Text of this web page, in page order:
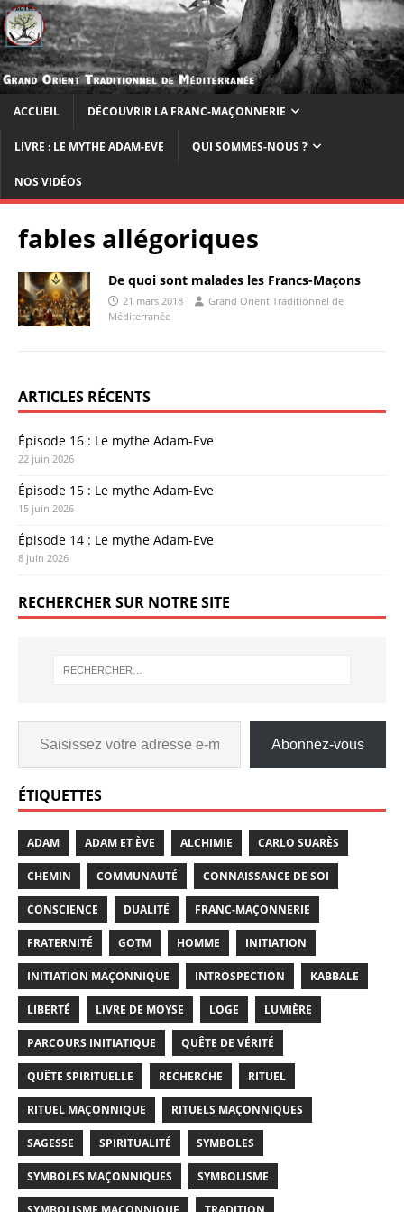
ACCUEIL DÉCOUVRIR LA FRANC-MAÇONNERIE
LIVRE : LE MYTHE ADAM-EVE QUI SOMMES-NOUS ?
NOS VIDÉOS
fables allégoriques
De quoi sont malades les Francs-Maçons
21 mars 2018
Grand Orient Traditionnel de
Méditerranée
ARTICLES RÉCENTS
Épisode 16 : Le mythe Adam-Eve
22 juin 2026
Épisode 15 : Le mythe Adam-Eve
15 juin 2026
Épisode 14 : Le mythe Adam-Eve
8 juin 2026
RECHERCHER SUR NOTRE SITE
Abonnez-vous
ÉTIQUETTES
ADAM ADAM ET ÈVE ALCHIMIE CARLO SUARÈS
CHEMIN COMMUNAUTÉ CONNAISSANCE DE SOI
CONSCIENCE DUALITÉ FRANC-MAÇONNERIE
FRATERNITÉ GOTM HOMME INITIATION
INITIATION MAÇONNIQUE INTROSPECTION KABBALE
LIBERTÉ LIVRE DE MOYSE LOGE LUMIÈRE
PARCOURS INITIATIQUE QUÊTE DE VÉRITÉ
QUÊTE SPIRITUELLE RECHERCHE RITUEL
RITUEL MAÇONNIQUE RITUELS MAÇONNIQUES
SAGESSE SPIRITUALITÉ SYMBOLES
SYMBOLES MAÇONNIQUES SYMBOLISME